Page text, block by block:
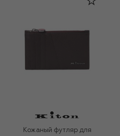
Кожаный футляр для